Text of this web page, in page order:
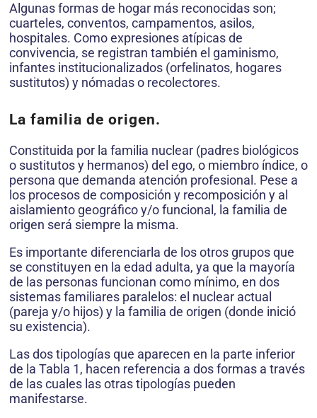
Algunas formas de hogar más reconocidas son;
cuarteles, conventos, campamentos, asilos,
hospitales. Como expresiones atípicas de
convivencia, se registran también el gaminismo,
infantes institucionalizados (orfelinatos, hogares
sustitutos) y nómadas o recolectores.
La familia de origen.
Constituida por la familia nuclear (padres biológicos
o sustitutos y hermanos) del ego, o miembro índice, o
persona que demanda atención profesional. Pese a
los procesos de composición y recomposición y al
aislamiento geográfico y/o funcional, la familia de
origen será siempre la misma.
Es importante diferenciarla de los otros grupos que
se constituyen en la edad adulta, ya que la mayoría
de las personas funcionan como mínimo, en dos
sistemas familiares paralelos: el nuclear actual
(pareja y/o hijos) y la familia de origen (donde inició
su existencia).
Las dos tipologías que aparecen en la parte inferior
de la Tabla 1, hacen referencia a dos formas a través
de las cuales las otras tipologías pueden
manifestarse.